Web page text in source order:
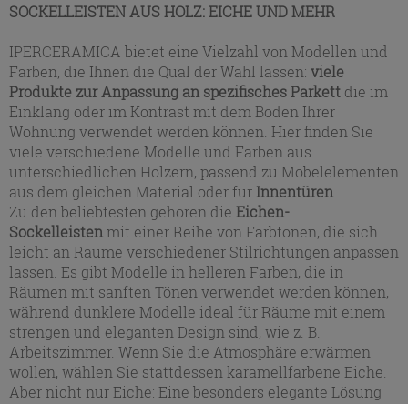
SOCKELLEISTEN AUS HOLZ: EICHE UND MEHR
IPERCERAMICA bietet eine Vielzahl von Modellen und
Farben, die Ihnen die Qual der Wahl lassen: viele
Produkte zur Anpassung an spezifisches Parkett die im
Einklang oder im Kontrast mit dem Boden Ihrer
Wohnung verwendet werden können. Hier finden Sie
viele verschiedene Modelle und Farben aus
unterschiedlichen Hölzern, passend zu Möbelelementen
aus dem gleichen Material oder für Innentüren
Zu den beliebtesten gehören die Eichen-
Sockelleistenmit einer Reihe von Farbtönen, die sich
leicht an Räume verschiedener Stilrichtungen anpassen
lassen. Es gibt Modelle in helleren Farben, die in
Räumen mit sanften Tönen verwendet werden können,
während dunklere Modelle ideal für Räume mit einem
strengen und eleganten Design sind, wie z. B.
Arbeitszimmer. Wenn Sie die Atmosphäre erwärmen
wollen, wählen Sie stattdessen karamellfarbene Eiche.
Aber nicht nur Eiche: Eine besonders elegante Lösung